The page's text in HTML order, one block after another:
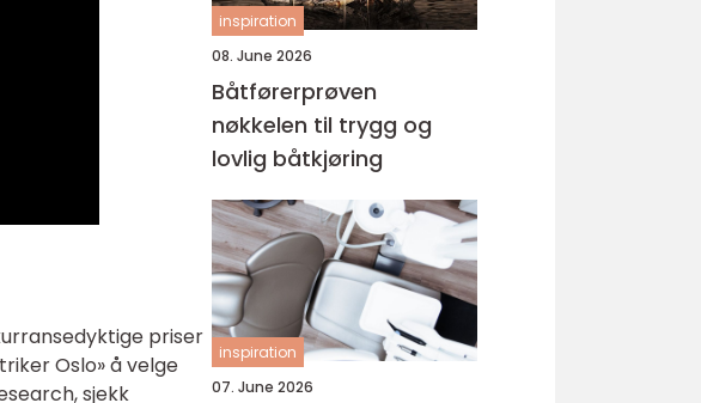
priser
Oslo» å velge
sjekk
inspiration
08. June 2026
Båtførerprøven
nøkkelen til trygg og
lovlig båtkjøring
inspiration
07. June 2026